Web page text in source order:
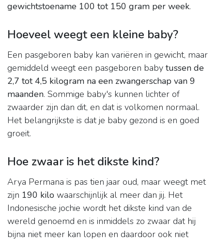
gewichtstoename 100 tot 150 gram per week.
Hoeveel weegt een kleine baby?
Een pasgeboren baby kan variëren in gewicht, maar
gemiddeld weegt een pasgeboren baby tussen de
2,7 tot 4,5 kilogram na een zwangerschap van 9
maanden. Sommige baby's kunnen lichter of
zwaarder zijn dan dit, en dat is volkomen normaal.
Het belangrijkste is dat je baby gezond is en goed
groeit.
Hoe zwaar is het dikste kind?
Arya Permana is pas tien jaar oud, maar weegt met
zijn 190 kilo waarschijnlijk al meer dan jij. Het
Indonesische jochie wordt het dikste kind van de
wereld genoemd en is inmiddels zo zwaar dat hij
bijna niet meer kan lopen en daardoor ook niet